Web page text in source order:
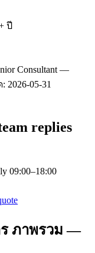
ปี
Consultant —
: 2026-05-31
replies
09:00–18:00
ภาพรวม —